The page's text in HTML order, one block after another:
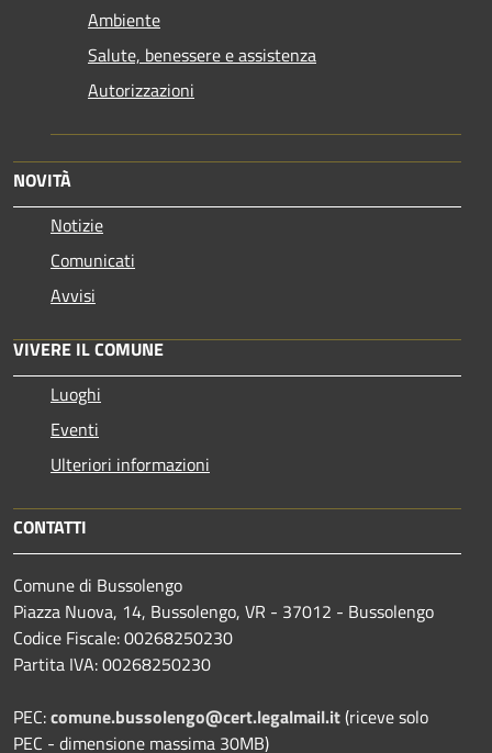
Ambiente
Salute, benessere e assistenza
Autorizzazioni
NOVITÀ
Notizie
Comunicati
Avvisi
VIVERE IL COMUNE
Luoghi
Eventi
Ulteriori informazioni
CONTATTI
Comune di Bussolengo
Piazza Nuova, 14, Bussolengo, VR - 37012 - Bussolengo
Codice Fiscale: 00268250230
Partita IVA: 00268250230
PEC:comune.bussolengo@cert.legalmail.it(riceve solo
PEC - dimensione massima 30MB)